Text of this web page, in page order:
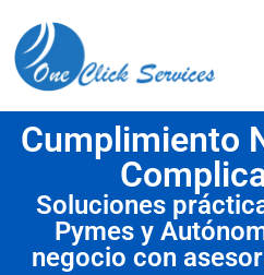
Cumplimiento
Soluciones
Pymes y
negocio con